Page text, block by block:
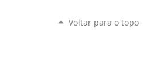
Voltar para o topo